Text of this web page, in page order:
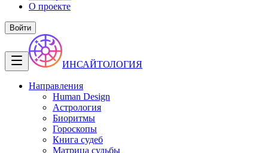
О проекте
Войти
ИНСАЙТОЛОГИЯ
Направления
Human Design
Астрология
Биоритмы
Гороскопы
Книга судеб
Матрица судьбы